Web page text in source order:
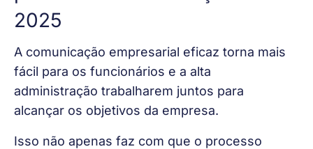
2025
A comunicação empresarial eficaz torna mais
fácil para os funcionários e a alta
administração trabalharem juntos para
alcançar os objetivos da empresa.
Isso não apenas faz com que o processo